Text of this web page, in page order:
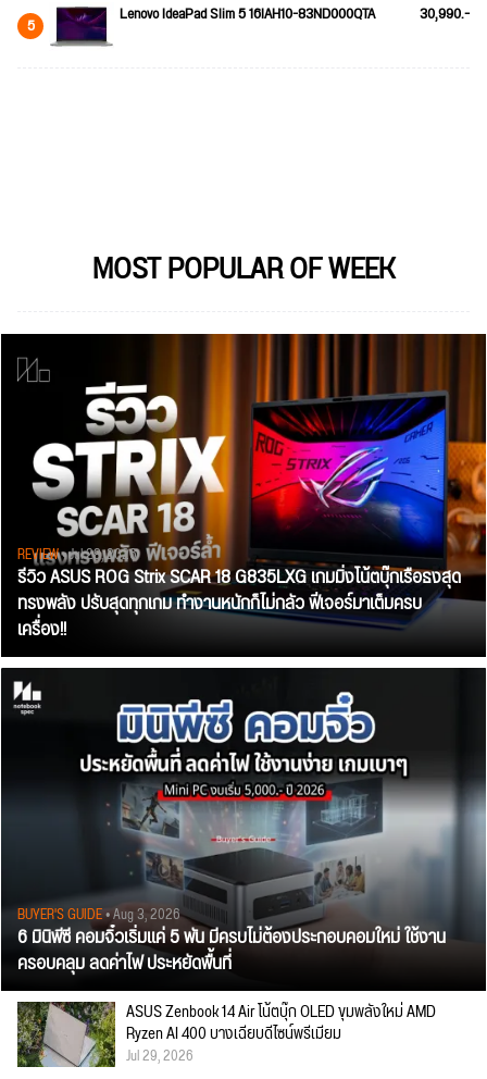
5 Lenovo IdeaPad Slim 5 16IAH10-83ND000QTA 30,990.-
MOST POPULAR OF WEEK
REVIEW• Jul 28, 2026
รีวิว ASUS ROG Strix SCAR 18 G835LXG เกมมิ่งโน้ตบุ๊กเรือธงสุด
ทรงพลัง ปรับสุดทุกเกม ทำงานหนักก็ไม่กลัว ฟีเจอร์มาเต็มครบ
เครื่อง!!
BUYER'S GUIDE• Aug 3, 2026
6 มินิพีซี คอมจิ๋วเริ่มแค่ 5 พัน มีครบไม่ต้องประกอบคอมใหม่ ใช้งาน
ครอบคลุม ลดค่าไฟ ประหยัดพื้นที่
ASUS Zenbook 14 Air โน้ตบุ๊ก OLED ขุมพลังใหม่ AMD
Ryzen AI 400 บางเฉียบดีไซน์พรีเมียม
Jul 29, 2026